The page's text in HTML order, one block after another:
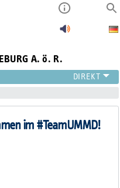
A. ö. R.
im #TeamUMMD!